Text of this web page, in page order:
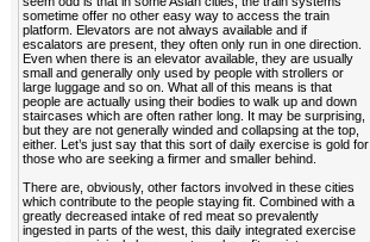
sometime offer no other easy way to access the train
platform. Elevators are not always available and if
escalators are present, they often only run in one direction.
Even when there is an elevator available, they are usually
small and generally only used by people with strollers or
large luggage and so on. What all of this means is that
people are actually using their bodies to walk up and down
staircases which are often rather long. It may be surprising,
but they are not generally winded and collapsing at the top,
either. Let’s just say that this sort of daily exercise is gold for
those who are seeking a firmer and smaller behind.
There are, obviously, other factors involved in these cities
which contribute to the people staying fit. Combined with a
greatly decreased intake of red meat so prevalently
ingested in parts of the west, this daily integrated exercise